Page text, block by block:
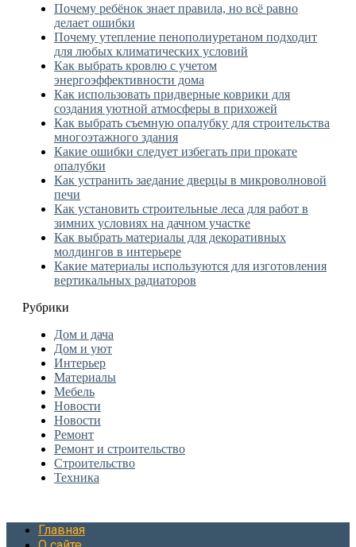
Почему ребёнок знает правила, но всё равно
делает ошибки
Почему утепление пенополиуретаном подходит
для любых климатических условий
Как выбрать кровлю с учетом
энергоэффективности дома
Как использовать придверные коврики для
создания уютной атмосферы в прихожей
Как выбрать съемную опалубку для строительства
многоэтажного здания
Какие ошибки следует избегать при прокате
опалубки
Как устранить заедание дверцы в микроволновой
печи
Как установить строительные леса для работ в
зимних условиях на дачном участке
Как выбрать материалы для декоративных
молдингов в интерьере
Какие материалы используются для изготовления
вертикальных радиаторов
Рубрики
Дом и дача
Дом и уют
Интерьер
Материалы
Мебель
Новости
Новости
Ремонт
Ремонт и строительство
Строительство
Техника
Главная